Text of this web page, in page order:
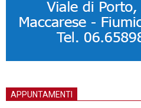
APPUNTAMENTI